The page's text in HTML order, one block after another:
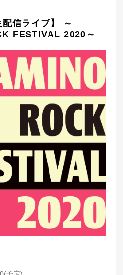
配信ライブ】 ～
FESTIVAL 2020～